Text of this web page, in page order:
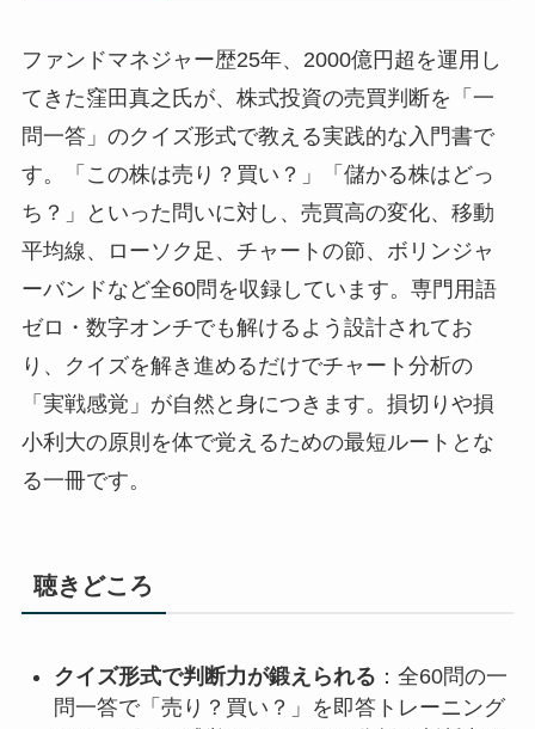
ファンドマネジャー歴25年、2000億円超を運用し
てきた窪田真之氏が、株式投資の売買判断を「一
問一答」のクイズ形式で教える実践的な入門書で
す。「この株は売り？買い？」「儲かる株はどっ
ち？」といった問いに対し、売買高の変化、移動
平均線、ローソク足、チャートの節、ボリンジャ
ーバンドなど全60問を収録しています。専門用語
ゼロ・数字オンチでも解けるよう設計されてお
り、クイズを解き進めるだけでチャート分析の
「実戦感覚」が自然と身につきます。損切りや損
小利大の原則を体で覚えるための最短ルートとな
る一冊です。
聴きどころ
クイズ形式で判断力が鍛えられる ：全60問の一
問一答で「売り？買い？」を即答トレーニング